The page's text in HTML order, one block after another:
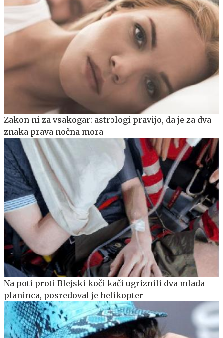
Zakon ni za vsakogar: astrologi pravijo, da je za dva
znaka prava nočna mora
Na poti proti Blejski koči kači ugriznili dva mlada
planinca, posredoval je helikopter